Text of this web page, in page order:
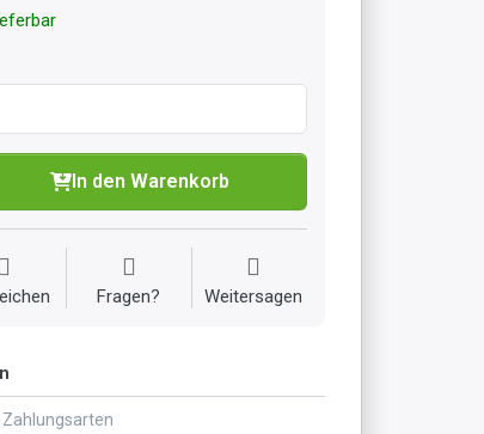
In den Warenkorb
Fragen? Weitersagen